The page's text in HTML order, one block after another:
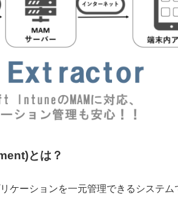
とは？
ケーションを一元管理できるシステム